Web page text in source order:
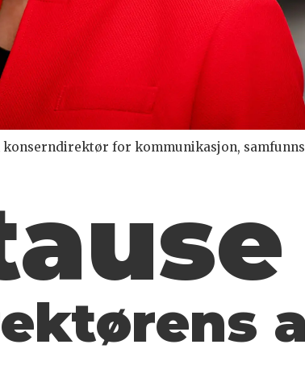
konserndirektør for kommunikasjon,